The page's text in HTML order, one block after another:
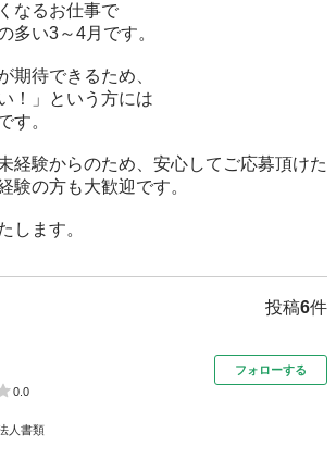
なるお仕事で
多い3～4月です。
期待できるため、
！」という方には
す。
経験からのため、安心してご応募頂けた
験の方も大歓迎です。
します。
投稿6件
0.0
フォローする
人書類